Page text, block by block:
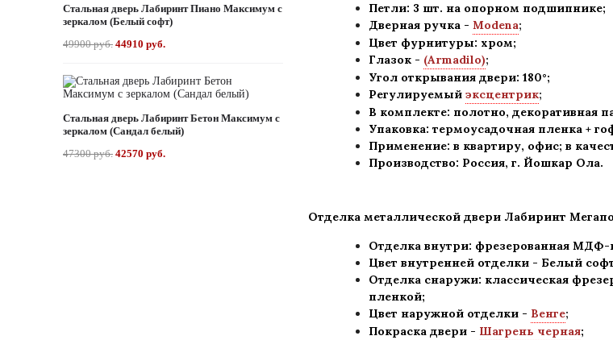
Стальная дверь Лабиринт Пиано Максимум с
зеркалом (Белый софт)
49900 руб. 44910 руб.
Стальная дверь Лабиринт Бетон Максимум с
зеркалом (Сандал белый)
47300 руб. 42570 руб.
Петли: 3 шт. на опорном подшипнике;
Дверная ручка - Modena;
Цвет фурнитуры: хром;
Глазок - (Armadilo);
Угол открывания двери: 180°;
Регулируемый эксцентрик;
В комплекте: полотно, декоративная
Упаковка: термоусадочная пленка +
Применение: в квартиру, офис; в
Производство: Россия, г. Йошкар Ола.
Отделка металлической двери Лабиринт
Отделка внутри: фрезерованная
Цвет внутренней отделки - Белый
Отделка снаружи: классическая
пленкой;
Цвет наружной отделки - Венге;
Покраска двери - Шагрень черная;